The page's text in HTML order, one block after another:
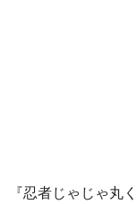
『忍者じゃじゃ丸